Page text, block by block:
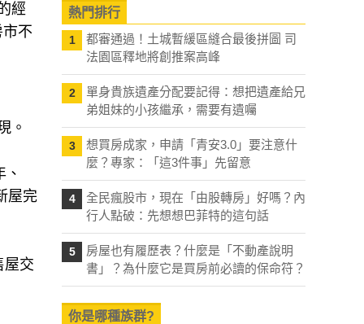
經
不
。
屋完
屋交
熱門排行
1
都審通過！土城暫緩區縫合最後拼圖 司
法園區釋地將創推案高峰
2
單身貴族遺產分配要記得：想把遺產給兄
弟姐妹的小孩繼承，需要有遺囑
3
想買房成家，申請「青安3.0」要注意什
麼？專家：「這3件事」先留意
4
全民瘋股市，現在「由股轉房」好嗎？內
行人點破：先想想巴菲特的這句話
5
房屋也有履歷表？什麼是「不動產說明
書」？為什麼它是買房前必讀的保命符？
你是哪種族群?